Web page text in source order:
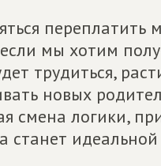
переплатить
мы хотим
трудиться,
новых
смена логики,
станет